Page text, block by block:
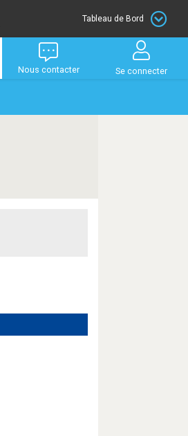
Tableau de Bord
Nous contacter Se connecter